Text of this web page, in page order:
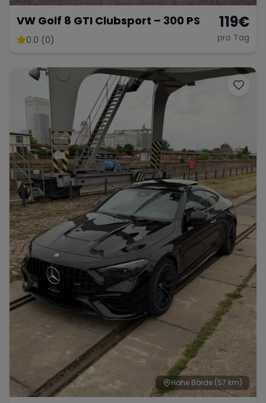
VW Golf 8 GTI Clubsport – 300 PS
0.0 (0)
119€
pro Tag
Hohe Börde (57 km)